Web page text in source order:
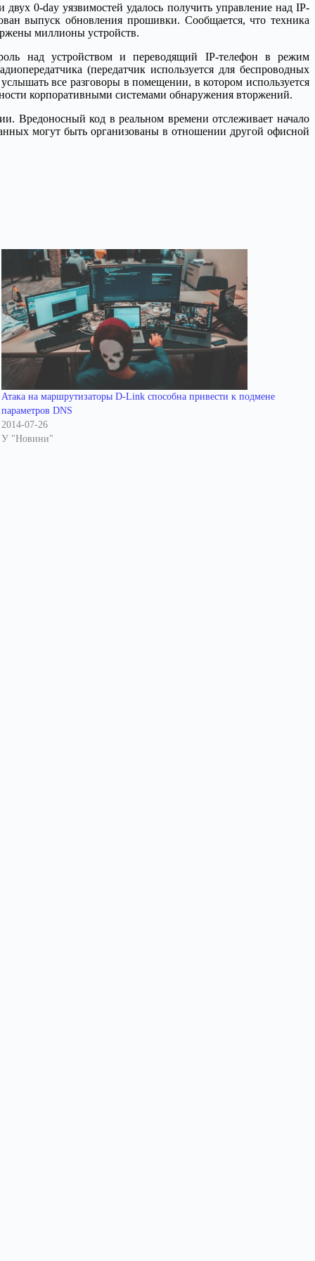
0-day уязвимостей удалось получить управление над IP-
выпуск обновления прошивки. Сообщается, что техника
миллионы устройств.
над устройством и переводящий IP-телефон в режим
(передатчик используется для беспроводных
все разговоры в помещении, в котором используется
корпоративными системами обнаружения вторжений.
Вредоносный код в реальном времени отслеживает начало
могут быть организованы в отношении другой офисной
Атака на маршрутизаторы D-Link способна привести к подмене
параметров DNS
2014-07-26
У "Новини"